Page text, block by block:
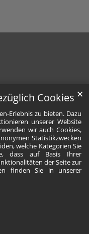
Cookies
Erlebnis zu bieten. Dazu
unserer Website
wir auch Cookies,
Statistikzwecken
welche Kategorien Sie
dass auf Basis Ihrer
der Seite zur
finden Sie in unserer
✕